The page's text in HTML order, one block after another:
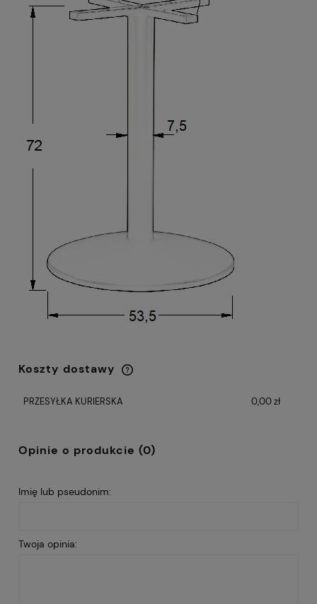
Koszty dostawy
Cena nie zawiera ewentualnych kosztów
PRZESYŁKA KURIERSKA
0,00 zł
Opinie o produkcie (0)
Imię lub pseudonim:
Twoja opinia: